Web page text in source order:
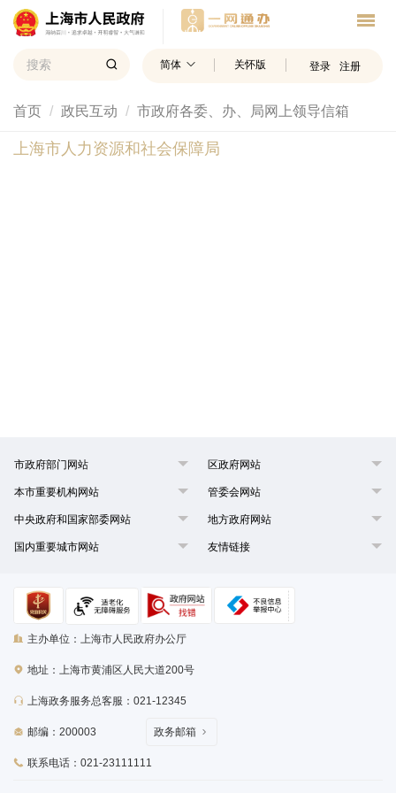
简体 关怀版 登录 注册
首页 政民互动 市政府各委、办、局网上领导信箱
上海市人力资源和社会保障局
市政府部门网站 区政府网站
本市重要机构网站 管委会网站
中央政府和国家部委网站 地方政府网站
国内重要城市网站 友情链接
主办单位：上海市人民政府办公厅
地址：上海市黄浦区人民大道200号
上海政务服务总客服：021-12345
邮编：200003
联系电话：021-23111111
政务邮箱